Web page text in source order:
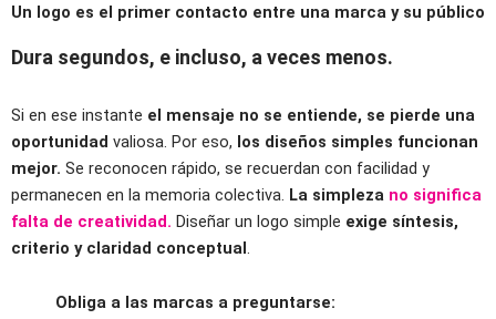
Un logo es el primer contacto entre una marca y su público
Dura segundos, e incluso, a veces menos.
Si en ese instante el mensaje no se entiende, se pierde una
oportunidad valiosa. Por eso, los diseños simples funcionan
mejor. Se reconocen rápido, se recuerdan con facilidad y
permanecen en la memoria colectiva. La simpleza no significa
falta de creatividad. Diseñar un logo simple exige síntesis,
criterio y claridad conceptual.
Obliga a las marcas a preguntarse: